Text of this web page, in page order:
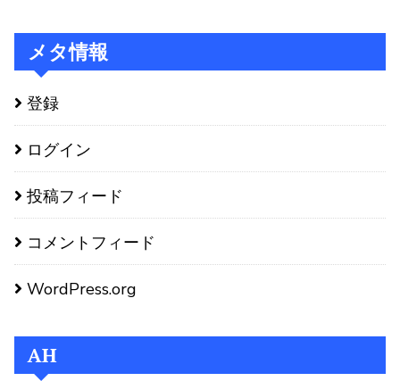
メタ情報
登録
ログイン
投稿フィード
コメントフィード
WordPress.org
AH